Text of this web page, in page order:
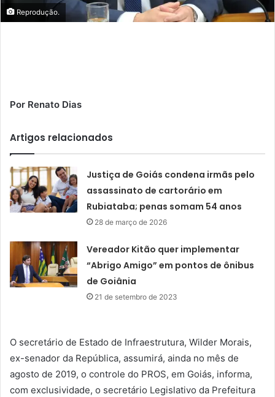
Reprodução.
Por Renato Dias
Artigos relacionados
Justiça de Goiás condena irmãs pelo
assassinato de cartorário em
Rubiataba; penas somam 54 anos
28 de março de 2026
Vereador Kitão quer implementar
“Abrigo Amigo” em pontos de ônibus
de Goiânia
21 de setembro de 2023
O secretário de Estado de Infraestrutura, Wilder Morais,
ex-senador da República, assumirá, ainda no mês de
agosto de 2019, o controle do PROS, em Goiás, informa,
com exclusividade, o secretário Legislativo da Prefeitura